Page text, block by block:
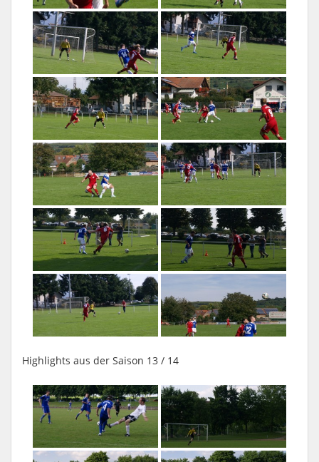
Highlights aus der Saison 13 / 14